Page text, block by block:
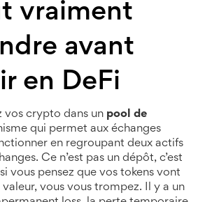
vraiment
avant
en DeFi
vos crypto dans un pool de
qui permet aux échanges
en regroupant deux actifs
. Ce n’est pas un dépôt, c’est
vous pensez que vos tokens vont
vous vous trompez. Il y a un